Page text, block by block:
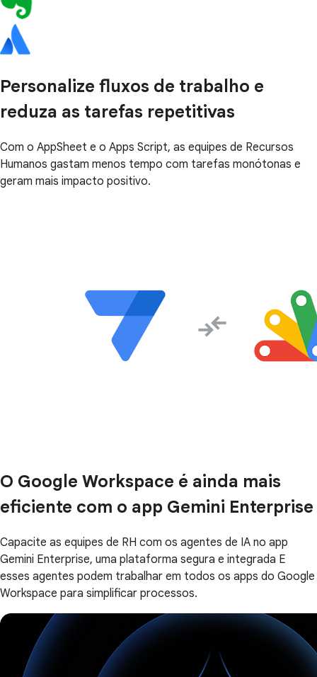
Personalize fluxos de trabalho e
reduza as tarefas repetitivas
Com o AppSheet e o Apps Script, as equipes de Recursos
Humanos gastam menos tempo com tarefas monótonas e
geram mais impacto positivo.
O Google Workspace é ainda mais
eficiente com o app Gemini Enterprise
Capacite as equipes de RH com os agentes de IA no app
Gemini Enterprise, uma plataforma segura e integrada E
esses agentes podem trabalhar em todos os apps do Google
Workspace para simplificar processos.